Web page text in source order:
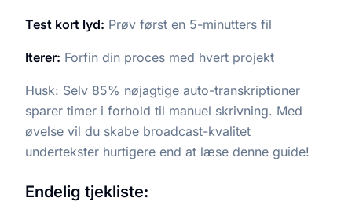
Test kort lyd: Prøv først en 5-minutters fil
Iterer: Forfin din proces med hvert projekt
Husk: Selv 85% nøjagtige auto-transkriptioner
sparer timer i forhold til manuel skrivning. Med
øvelse vil du skabe broadcast-kvalitet
undertekster hurtigere end at læse denne guide!
Endelig tjekliste: